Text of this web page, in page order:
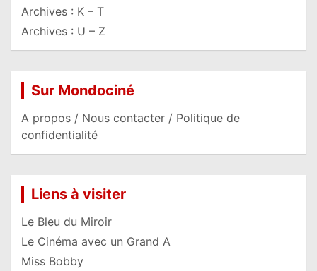
Archives : K – T
Archives : U – Z
Sur Mondociné
A propos / Nous contacter / Politique de
confidentialité
Liens à visiter
Le Bleu du Miroir
Le Cinéma avec un Grand A
Miss Bobby